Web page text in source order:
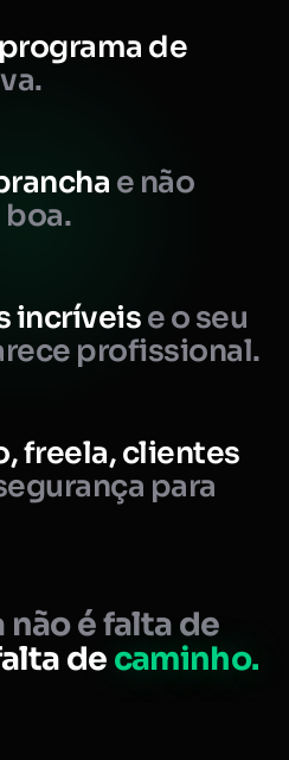
de
e não
boa.
incríveise o seu
profissional.
freela, clientes
para
é falta de
de caminho.